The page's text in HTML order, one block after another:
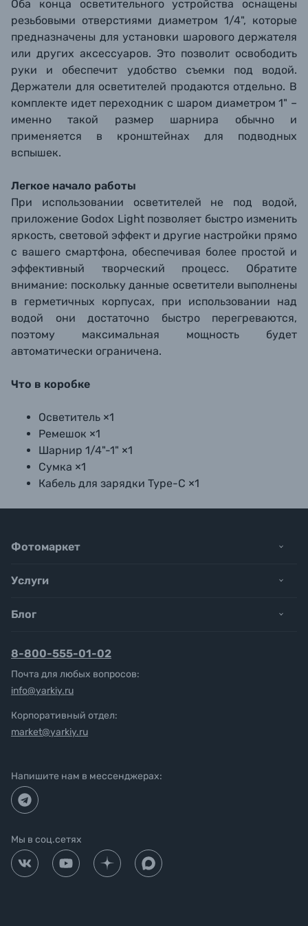
Оба конца осветительного устройства оснащены
резьбовыми отверстиями диаметром 1/4", которые
предназначены для установки шарового держателя
или других аксессуаров. Это позволит освободить
руки и обеспечит удобство съемки под водой.
Держатели для осветителей продаются отдельно. В
комплекте идет переходник с шаром диаметром 1" –
именно такой размер шарнира обычно и
применяется в кронштейнах для подводных
вспышек.
Легкое начало работы
При использовании осветителей не под водой,
приложение Godox Light позволяет быстро изменить
яркость, световой эффект и другие настройки прямо
с вашего смартфона, обеспечивая более простой и
эффективный творческий процесс. Обратите
внимание: поскольку данные осветители выполнены
в герметичных корпусах, при использовании над
водой они достаточно быстро перегреваются,
поэтому максимальная мощность будет
автоматически ограничена.
Что в коробке
Осветитель ×1
Ремешок ×1
Шарнир 1/4"-1" ×1
Сумка ×1
Кабель для зарядки Type-C ×1
Фотомаркет
Услуги
Блог
8-800-555-01-02
Почта для любых вопросов:
info@yarkiy.ru
Корпоративный отдел:
market@yarkiy.ru
Напишите нам в мессенджерах:
Мы в соц.сетях